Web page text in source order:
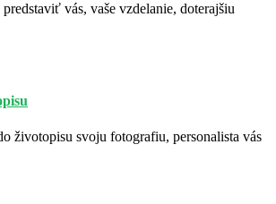
vás, vaše vzdelanie, doterajšiu
životopisu svoju fotografiu, personalista vás